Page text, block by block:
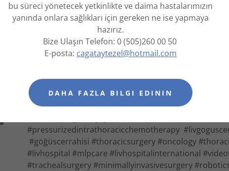
⚕Prof Dr Cagatay Tezel, Thoracic Surgeon
ESTS European Society of Thoracic Surgeon, past
ERS European Respiratory Society Thoracic Surgery
https://www.livhospital.com/liv-hekimleri/prof-dr-
cagataytezel@hotmail.com📨📧📨
https://youtube.com/@profdrcagataytezel
#binefesakcigersagligi #davincicerrahisi
#pressurizedintrathoracicchemotherapy
#göğüscerrahisi #thoracicsurgery #oncology
#livhospital #mlpcare #livhospitalinternational
#trachealsurgery #minimallyinvasivesurgery
bu süreci yönetecek yetkinlikte ve daima hastalarımızın
yanında onlara sağlıkları için gereken ne ise yapmaya
hazırız.
Bize Ulaşın Telefon: 0 (505)260 00 50
E-posta: cagataytezel@hotmail.com
DAHA FAZLA BILGI EDININ